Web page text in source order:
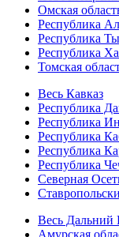
Омская
Республика
Республика
Республика
Томская
Весь Кавказ
Республика
Республика
Республика
Республика
Республика
Северная
Весь Дальний
Амурская